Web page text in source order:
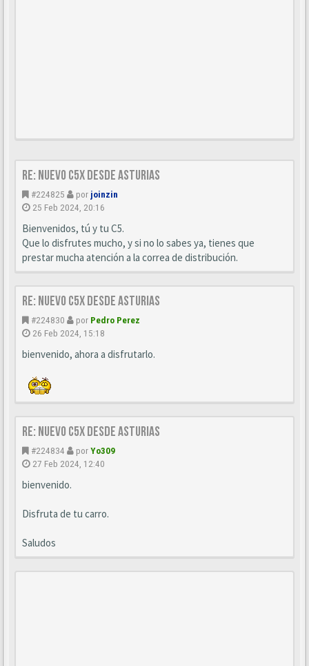
Re: Nuevo c5x desde Asturias
#224825 por joinzin
25 Feb 2024, 20:16
Bienvenidos, tú y tu C5.
Que lo disfrutes mucho, y si no lo sabes ya, tienes que
prestar mucha atención a la correa de distribución.
Re: Nuevo c5x desde Asturias
#224830 por Pedro Perez
26 Feb 2024, 15:18
bienvenido, ahora a disfrutarlo.
Re: Nuevo c5x desde Asturias
#224834 porYo309
27 Feb 2024, 12:40
bienvenido.
Disfruta de tu carro.
Saludos